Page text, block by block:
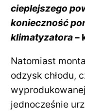
cieplejszego
konieczność
klimatyzatora–
Natomiast
odzysk chłodu,
jednocześnie